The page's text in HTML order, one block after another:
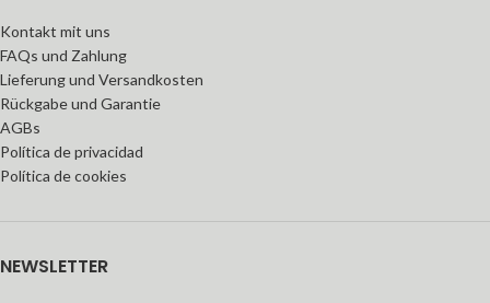
Kontakt mit uns
FAQs und Zahlung
Lieferung und Versandkosten
Rückgabe und Garantie
AGBs
Política de privacidad
Política de cookies
NEWSLETTER